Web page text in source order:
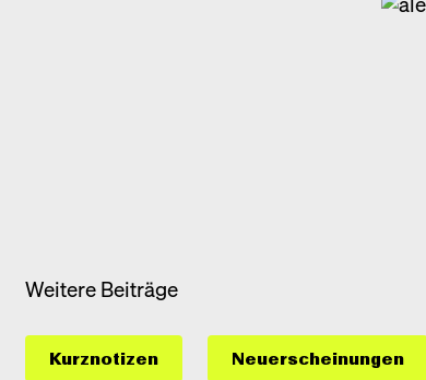
Weitere Beiträge
Kurznotizen Neuerscheinungen